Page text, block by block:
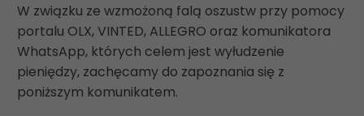
W związku ze wzmożoną falą oszustw przy pomocy
portalu OLX, VINTED, ALLEGRO oraz komunikatora
WhatsApp, których celem jest wyłudzenie
pieniędzy, zachęcamy do zapoznania się z
poniższym komunikatem.